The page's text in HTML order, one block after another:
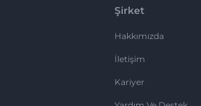
Şirket
Hakkımızda
İletişim
Kariyer